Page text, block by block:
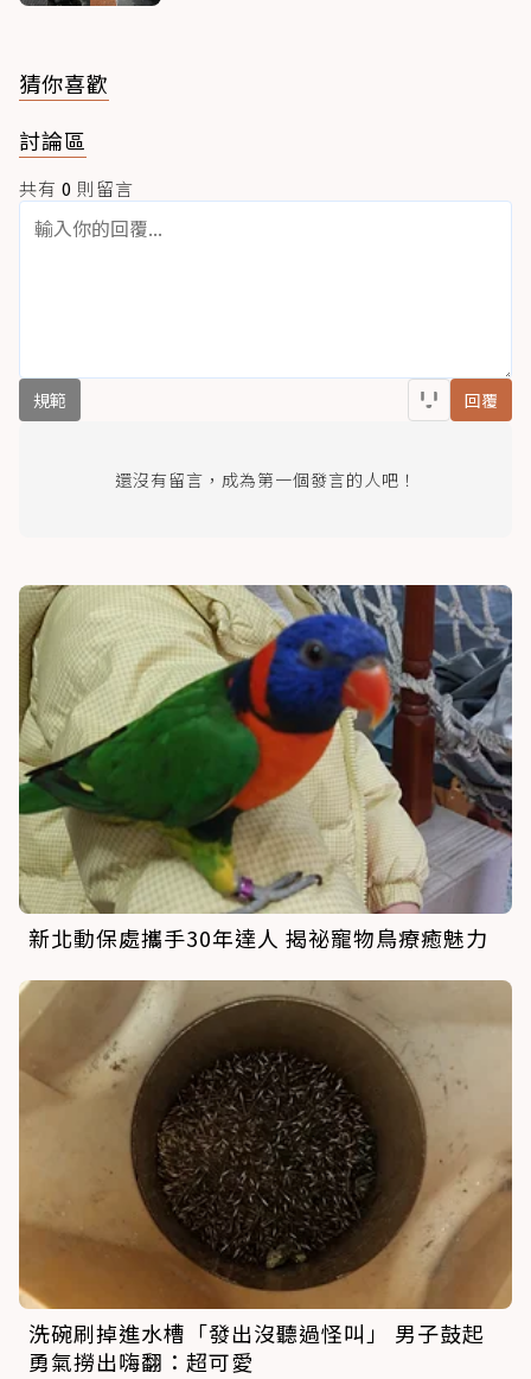
猜你喜歡
討論區
共有 0 則留言
規範 回覆
還沒有留言，成為第一個發言的人吧！
新北動保處攜手30年達人 揭祕寵物鳥療癒魅力
洗碗刷掉進水槽「發出沒聽過怪叫」 男子鼓起
勇氣撈出嗨翻：超可愛